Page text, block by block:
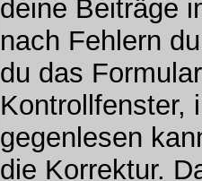
deine Beiträge
nach Fehlern
du das
Kontrollfenster,
gegenlesen
die Korrektur.